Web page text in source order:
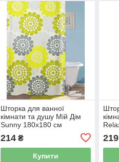
Шторка для ванної
кімнати та душу Мій Дім
Sunny 180x180 см
214₴
Купити
219